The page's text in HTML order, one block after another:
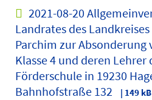
2021-08-20
Landrates des
Parchim zur Absonderung
Klasse 4 und deren Lehrer
Förderschule in 19230
Bahnhofstraße 132
| 149 kB